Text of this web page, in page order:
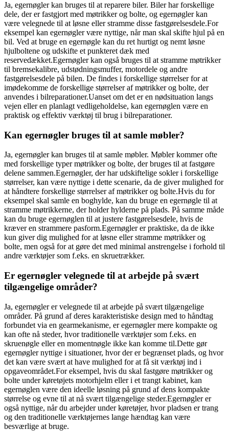
Ja, egernøgler kan bruges til at reparere biler. Biler har forskellige
dele, der er fastgjort med møtrikker og bolte, og egernøgler kan
være velegnede til at løsne eller stramme disse fastgørelsesdele.For
eksempel kan egernøgler være nyttige, når man skal skifte hjul på en
bil. Ved at bruge en egernøgle kan du ret hurtigt og nemt løsne
hjulboltene og udskifte et punkteret dæk med
reservedækket.Egernøgler kan også bruges til at stramme møtrikker
til bremsekalibre, udstødningsmuffer, motordele og andre
fastgørelsesdele på bilen. De findes i forskellige størrelser for at
imødekomme de forskellige størrelser af møtrikker og bolte, der
anvendes i bilreparationer.Uanset om det er en nødsituation langs
vejen eller en planlagt vedligeholdelse, kan egernøglen være en
praktisk og effektiv værktøj til brug i bilreparationer.
Kan egernøgler bruges til at samle møbler?
Ja, egernøgler kan bruges til at samle møbler. Møbler kommer ofte
med forskellige typer møtrikker og bolte, der bruges til at fastgøre
delene sammen.Egernøgler, der har udskiftelige sokler i forskellige
størrelser, kan være nyttige i dette scenarie, da de giver mulighed for
at håndtere forskellige størrelser af møtrikker og bolte.Hvis du for
eksempel skal samle en boghylde, kan du bruge en egernøgle til at
stramme møtrikkerne, der holder hylderne på plads. På samme måde
kan du bruge egernøglen til at justere fastgørelsesdele, hvis de
kræver en strammere pasform.Egernøgler er praktiske, da de ikke
kun giver dig mulighed for at løsne eller stramme møtrikker og
bolte, men også for at gøre det med minimal anstrengelse i forhold til
andre værktøjer som f.eks. en skruetrækker.
Er egernøgler velegnede til at arbejde på svært
tilgængelige områder?
Ja, egernøgler er velegnede til at arbejde på svært tilgængelige
områder. På grund af deres karakteristiske design med to håndtag
forbundet via en gearmekanisme, er egernøgler mere kompakte og
kan ofte nå steder, hvor traditionelle værktøjer som f.eks. en
skruenøgle eller en momentnøgle ikke kan komme til.Dette gør
egernøgler nyttige i situationer, hvor der er begrænset plads, og hvor
det kan være svært at have mulighed for at få sit værktøj ind i
opgaveområdet.For eksempel, hvis du skal fastgøre møtrikker og
bolte under køretøjets motorhjelm eller i et trangt kabinet, kan
egernøglen være den ideelle løsning på grund af dens kompakte
størrelse og evne til at nå svært tilgængelige steder.Egernøgler er
også nyttige, når du arbejder under køretøjer, hvor pladsen er trang
og den traditionelle værktøjernes lange hændtag kan være
besværlige at bruge.